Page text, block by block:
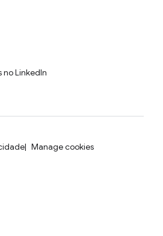
LinkedIn
Manage cookies